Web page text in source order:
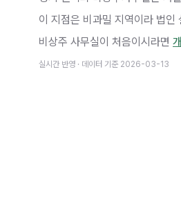
이 지점은 비과밀 지역이라 법인
비상주 사무실이 처음이시라면
실시간 반영 · 데이터 기준 2026-03-13